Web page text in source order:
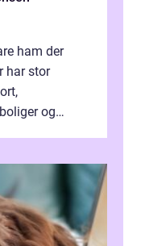
ham der
har stor
og